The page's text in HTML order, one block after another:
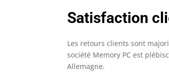
Satisfaction
Les retours clients sont
société Memory PC est
Allemagne.